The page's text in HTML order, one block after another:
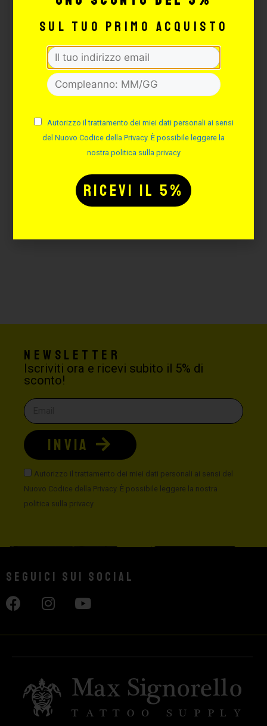
SCRIVANIA PER COSMETICI
E PMU PIEGHEVOLE
Disponibilità immediata
158,60€
AGGIUNGI
Newsletter
Iscriviti ora e ricevi subito il 5% di
sconto!
Autorizzo il trattamento dei miei dati personali ai sensi del
Nuovo Codice della Privacy. È possibile leggere la nostra
politica sulla privacy
INVIA
Seguici sui social
sul tuo primo acquisto
Autorizzo il trattamento dei miei dati personali ai sensi
del Nuovo Codice della Privacy. È possibile leggere la
nostra politica sulla privacy